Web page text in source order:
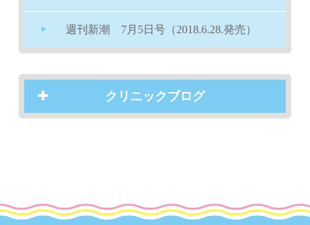
週刊新潮 7月5日号（2018.6.28.発売）
クリニックブログ